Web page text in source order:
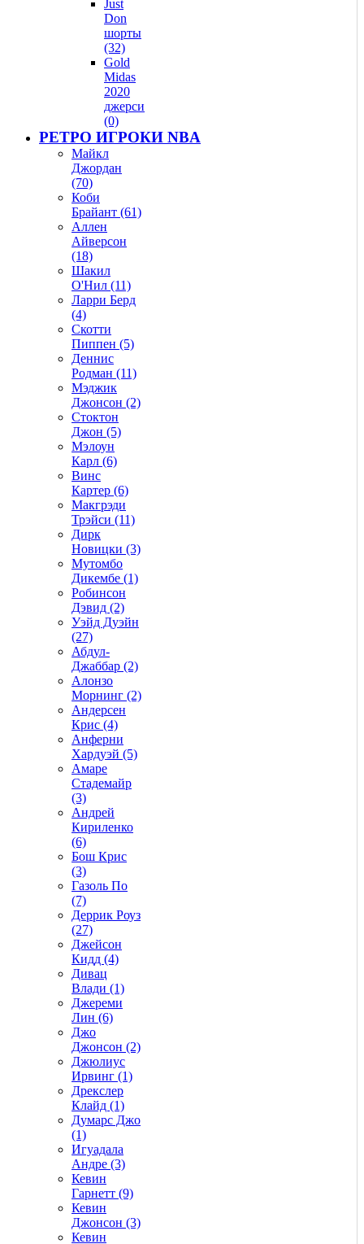
Just
Don
шорты
(32)
Gold
Midas
2020
джерси
(0)
РЕТРО ИГРОКИ NBA
Майкл
Джордан
(70)
Коби
Брайант (61)
Аллен
Айверсон
(18)
Шакил
О'Нил (11)
Ларри Берд
(4)
Скотти
Пиппен (5)
Деннис
Родман (11)
Мэджик
Джонсон (2)
Стоктон
Джон (5)
Мэлоун
Карл (6)
Винс
Картер (6)
Макгрэди
Трэйси (11)
Дирк
Новицки (3)
Мутомбо
Дикембе (1)
Робинсон
Дэвид (2)
Уэйд Дуэйн
(27)
Абдул-
Джаббар (2)
Алонзо
Морнинг (2)
Андерсен
Крис (4)
Анферни
Xардуэй (5)
Амаре
Стадемайр
(3)
Андрей
Кириленко
(6)
Бош Крис
(3)
Газоль По
(7)
Деррик Роуз
(27)
Джейсон
Кидд (4)
Дивац
Влади (1)
Джереми
Лин (6)
Джо
Джонсон (2)
Джюлиус
Ирвинг (1)
Дрекслер
Клайд (1)
Думарс Джо
(1)
Игуадала
Андре (3)
Кевин
Гарнетт (9)
Кевин
Джонсон (3)
Кевин